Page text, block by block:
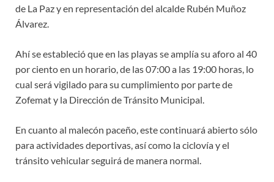
de La Paz y en representación del alcalde Rubén Muñoz
Álvarez.
Ahí se estableció que en las playas se amplía su aforo al 40
por ciento en un horario, de las 07:00 a las 19:00 horas, lo
cual será vigilado para su cumplimiento por parte de
Zofemat y la Dirección de Tránsito Municipal.
En cuanto al malecón paceño, este continuará abierto sólo
para actividades deportivas, así como la ciclovía y el
tránsito vehicular seguirá de manera normal.